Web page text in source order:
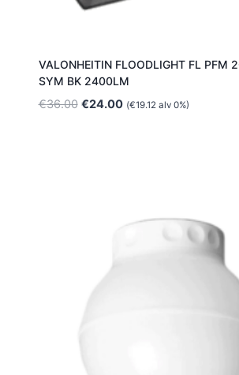
VALONHEITIN FLOODLIGHT FL PFM
SYM BK 2400LM
€36.00 Alkuperäinen
€24.00Nykyinen
(€19.12alv 0%)